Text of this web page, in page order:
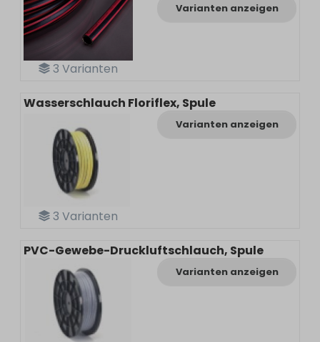
3 Varianten
Varianten anzeigen
3 Varianten
Wasserschlauch Floriflex, Spule
Varianten anzeigen
PVC-Gewebe-Druckluftschlauch, Spule
Varianten anzeigen